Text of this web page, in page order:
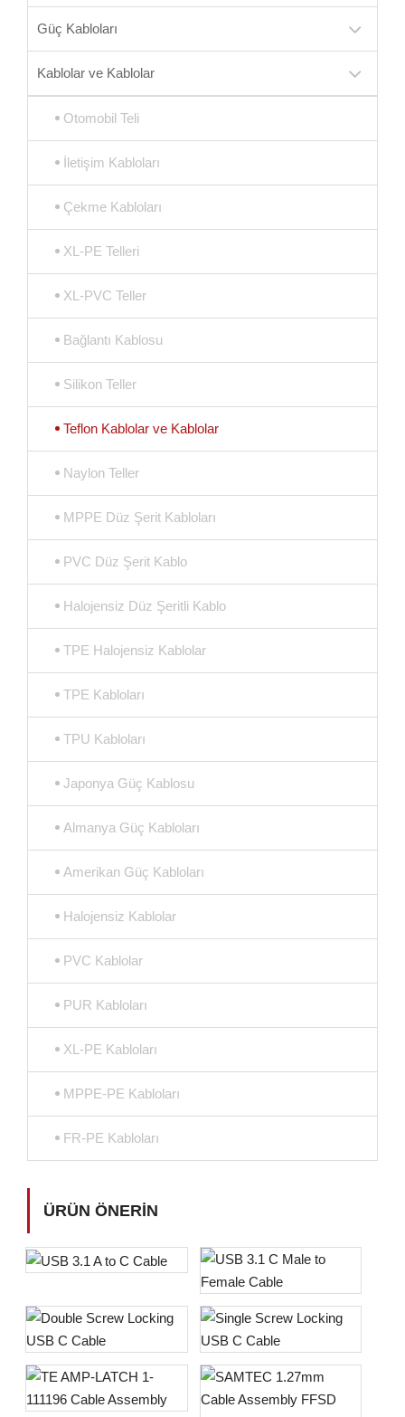
Güç Kabloları
Kablolar ve Kablolar
Otomobil Teli
İletişim Kabloları
Çekme Kabloları
XL-PE Telleri
XL-PVC Teller
Bağlantı Kablosu
Silikon Teller
Teflon Kablolar ve Kablolar
Naylon Teller
MPPE Düz Şerit Kabloları
PVC Düz Şerit Kablo
Halojensiz Düz Şeritli Kablo
TPE Halojensiz Kablolar
TPE Kabloları
TPU Kabloları
Japonya Güç Kablosu
Almanya Güç Kabloları
Amerikan Güç Kabloları
Halojensiz Kablolar
PVC Kablolar
PUR Kabloları
XL-PE Kabloları
MPPE-PE Kabloları
FR-PE Kabloları
ÜRÜN ÖNERIN